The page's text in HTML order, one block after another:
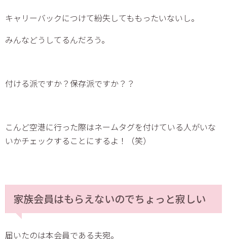
キャリーバックにつけて紛失してももったいないし。
みんなどうしてるんだろう。
付ける派ですか？保存派ですか？？
こんど空港に行った際はネームタグを付けている人がいな
いかチェックすることにするよ！（笑）
家族会員はもらえないのでちょっと寂しい
届いたのは本会員である夫宛。